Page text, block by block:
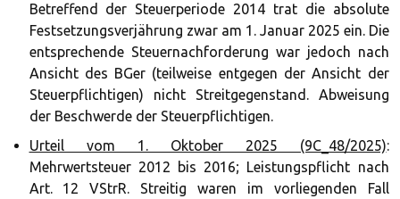
Betreffend der Steuerperiode 2014 trat die absolute
Festsetzungsverjährung zwar am 1. Januar 2025 ein. Die
entsprechende Steuernachforderung war jedoch nach
Ansicht des BGer (teilweise entgegen der Ansicht der
Steuerpflichtigen) nicht Streitgegenstand. Abweisung
der Beschwerde der Steuerpflichtigen.
Urteil vom 1. Oktober 2025 (9C_48/2025):
Mehrwertsteuer 2012 bis 2016; Leistungspflicht nach
Art. 12 VStrR. Streitig waren im vorliegenden Fall